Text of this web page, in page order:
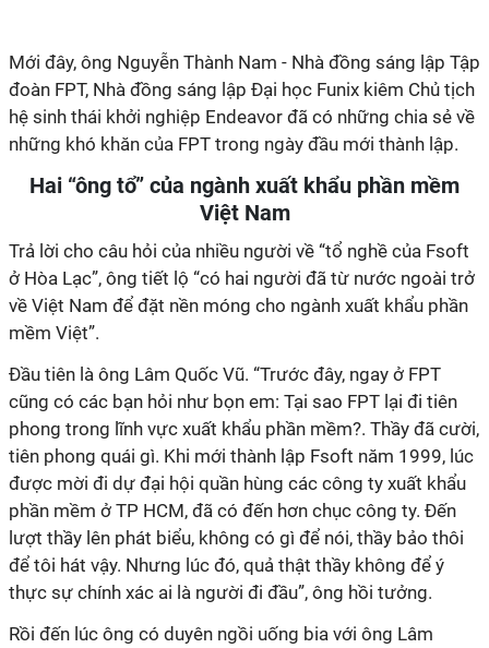
Mới đây, ông Nguyễn Thành Nam - Nhà đồng sáng lập Tập
đoàn FPT, Nhà đồng sáng lập Đại học Funix kiêm Chủ tịch
hệ sinh thái khởi nghiệp Endeavor đã có những chia sẻ về
những khó khăn của FPT trong ngày đầu mới thành lập.
Hai “ông tổ” của ngành xuất khẩu phần mềm
Việt Nam
Trả lời cho câu hỏi của nhiều người về “tổ nghề của Fsoft
ở Hòa Lạc”, ông tiết lộ “có hai người đã từ nước ngoài trở
về Việt Nam để đặt nền móng cho ngành xuất khẩu phần
mềm Việt”.
Đầu tiên là ông Lâm Quốc Vũ. “Trước đây, ngay ở FPT
cũng có các bạn hỏi như bọn em: Tại sao FPT lại đi tiên
phong trong lĩnh vực xuất khẩu phần mềm?. Thầy đã cười,
tiên phong quái gì. Khi mới thành lập Fsoft năm 1999, lúc
được mời đi dự đại hội quần hùng các công ty xuất khẩu
phần mềm ở TP HCM, đã có đến hơn chục công ty. Đến
lượt thầy lên phát biểu, không có gì để nói, thầy bảo thôi
để tôi hát vậy. Nhưng lúc đó, quả thật thầy không để ý
thực sự chính xác ai là người đi đầu”, ông hồi tưởng.
Rồi đến lúc ông có duyên ngồi uống bia với ông Lâm